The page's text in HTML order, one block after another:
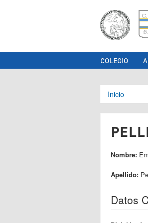
COLEGIO
Se
Inicio
Nombre:
Apellido:
Datos